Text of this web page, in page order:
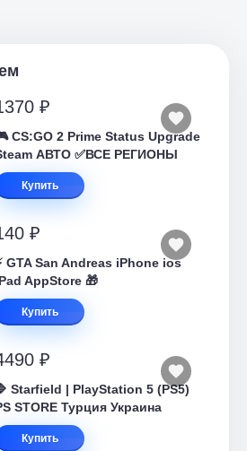
₽
CS:GO 2 Prime Status Upgrade
АВТО ✅ВСЕ РЕГИОНЫ
Купить
₽
GTA San Andreas iPhone ios
AppStore 🎁
Купить
₽
Starfield | PlayStation 5 (PS5)
STORE Турция Украина
Купить